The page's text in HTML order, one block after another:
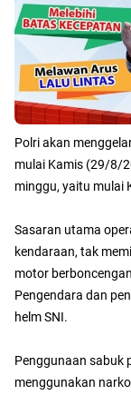
Polri akan
mulai Kamis (29/8/
minggu, yaitu
Sasaran utama
kendaraan, tak
motor
Pengendara dan
helm SNI.
Penggunaan sabuk
menggunakan